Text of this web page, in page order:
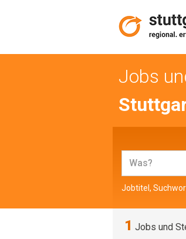
Jobs
Jobtitel,
1 Jobs und